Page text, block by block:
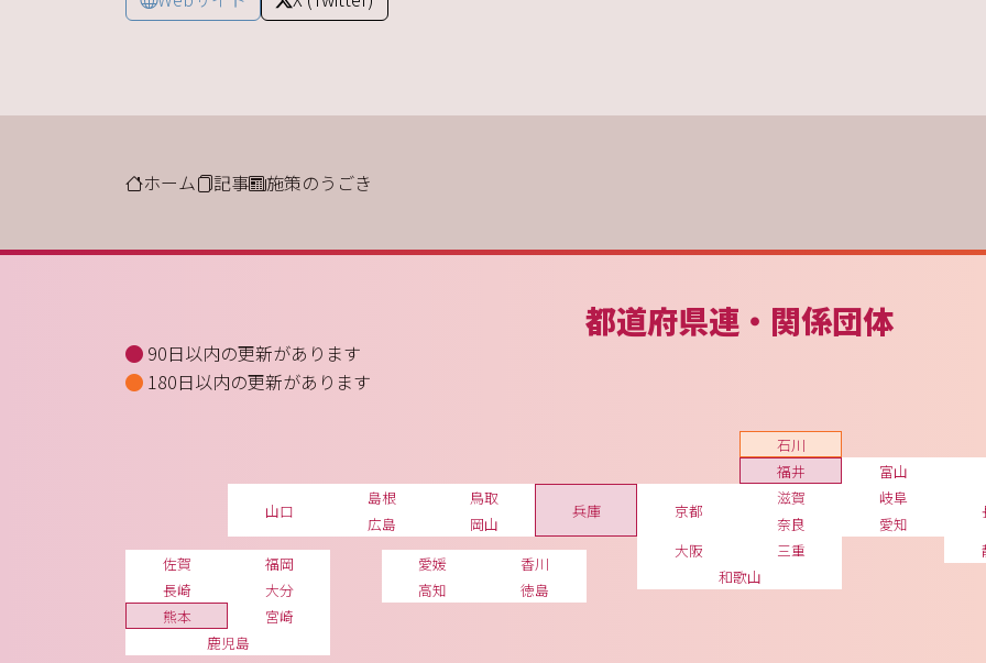
ホーム 記事 施策のうごき
都道府県連・関係団体
90日以内の更新があります
180日以内の更新があります
富山
石川
福井
岐阜
愛知
三重
滋賀
京都
大阪
兵庫
奈良
和歌山
鳥取
島根
岡山
広島
山口
徳島
香川
愛媛
高知
福岡
佐賀
長崎
熊本
大分
宮崎
鹿児島